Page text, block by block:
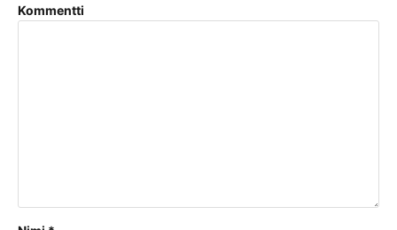
Kommentti